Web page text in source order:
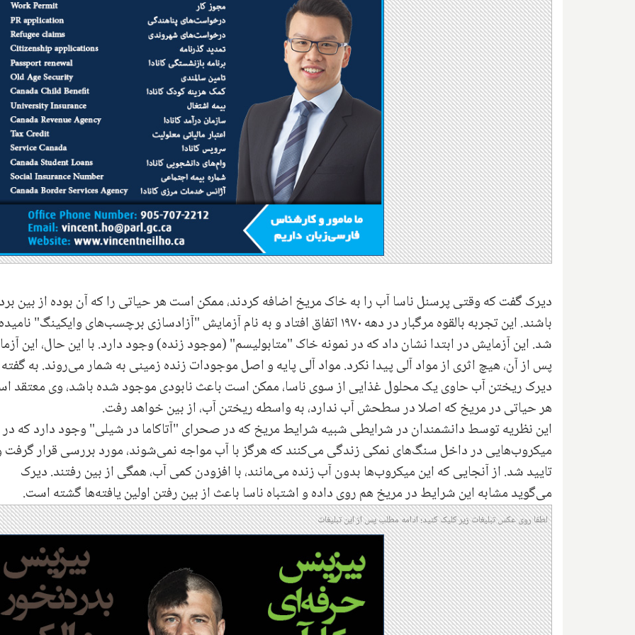
دیرک گفت که وقتی پرسنل ناسا آب را به خاک مریخ اضافه کردند، ممکن است هر حیاتی را که آن بوده از بین
باشند. این تجربه بالقوه مرگبار در دهه ۱۹۷۰ اتفاق افتاد و به نام آزمایش "آزادسازی برچسب‌های وایکینگ"
شد. این آزمایش در ابتدا نشان داد که در نمونه خاک "متابولیسم" (موجود زنده) وجود دارد. با این حال، این
پس از آن، هیچ اثری از مواد آلی پیدا نکرد. مواد آلی پایه و اصل موجودات زنده زمینی به شمار می‌روند. به گفته
دیرک ریختن آب حاوی یک محلول غذایی از سوی ناسا، ممکن است باعث نابودی موجود شده باشد، وی معتقد
هر حیاتی در مریخ که اصلا در سطحش آب ندارد، به واسطه ریختن آب، از بین خواهد رفت.
این نظریه توسط دانشمندان در شرایطی شبیه شرایط مریخ که در صحرای "آتاکاما در شیلی" وجود دارد که
میکروب‌هایی در داخل سنگ‌های نمکی زندگی می‌کنند که هرگز با آب مواجه نمی‌شوند، مورد بررسی قرار گرفت
تایید شد. از آنجایی که این میکروب‌ها بدون آب زنده می‌مانند، با افزودن کمی آب، همگی از بین رفتند. دیرک
می‌گوید مشابه این شرایط در مریخ هم روی داده و اشتباه ناسا باعث از بین رفتن اولین یافته‌ها گشته است.
لطفا روی عکس تبلیغات زیر کلیک کنید؛ ادامه مطلب پس از این تبلیغات